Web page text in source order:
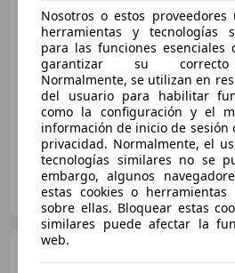
€
Sin
06/2026 1 km Diésel 85
COMERCIAL ANACA
ES-46970 ALAQUAS
Nosotros o estos proveedores
herramientas y tecnologías
para las funciones
garantizar su correcto
Normalmente, se utilizan en
del usuario para habilitar
como la configuración y el
información de inicio de sesión
privacidad. Normalmente, el
tecnologías similares no se
embargo, algunos
estas cookies o
sobre ellas. Bloquear estas
similares puede afectar la
web.